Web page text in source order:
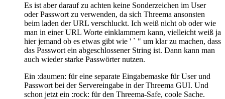
Es ist aber darauf zu achten keine Sonderzeichen im User
oder Passwort zu verwenden, da sich Threema ansonsten
beim laden der URL verschluckt. Ich weiß nicht ob oder wie
man in einer URL Worte einklammern kann, vielleicht weiß ja
hier jemand ob es etwas gibt wie ' ` " um klar zu machen, dass
das Passwort ein abgeschlossener String ist. Dann kann man
auch wieder starke Passwörter nutzen.
Ein :daumen: für eine separate Eingabemaske für User und
Passwort bei der Servereingabe in der Threema GUI. Und
schon jetzt ein :rock: für den Threema-Safe, coole Sache.